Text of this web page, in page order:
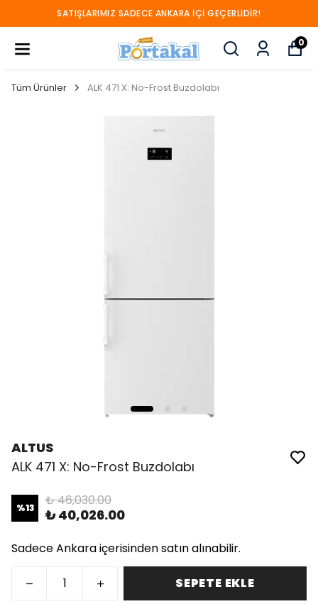
SATIŞLARIMIZ SADECE ANKARA İÇİ GEÇERLİDİR!
0
Tüm Ürünler ALK 471 X: No-Frost Buzdolabı
ALTUS
ALK 471 X: No-Frost Buzdolabı
%13 ₺ 46,030.00
₺ 40,026.00
Sadece Ankara içerisinden satın alınabilir.
SEPETE EKLE